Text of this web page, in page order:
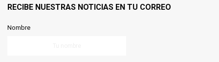
RECIBE NUESTRAS NOTICIAS EN TU CORREO
Nombre